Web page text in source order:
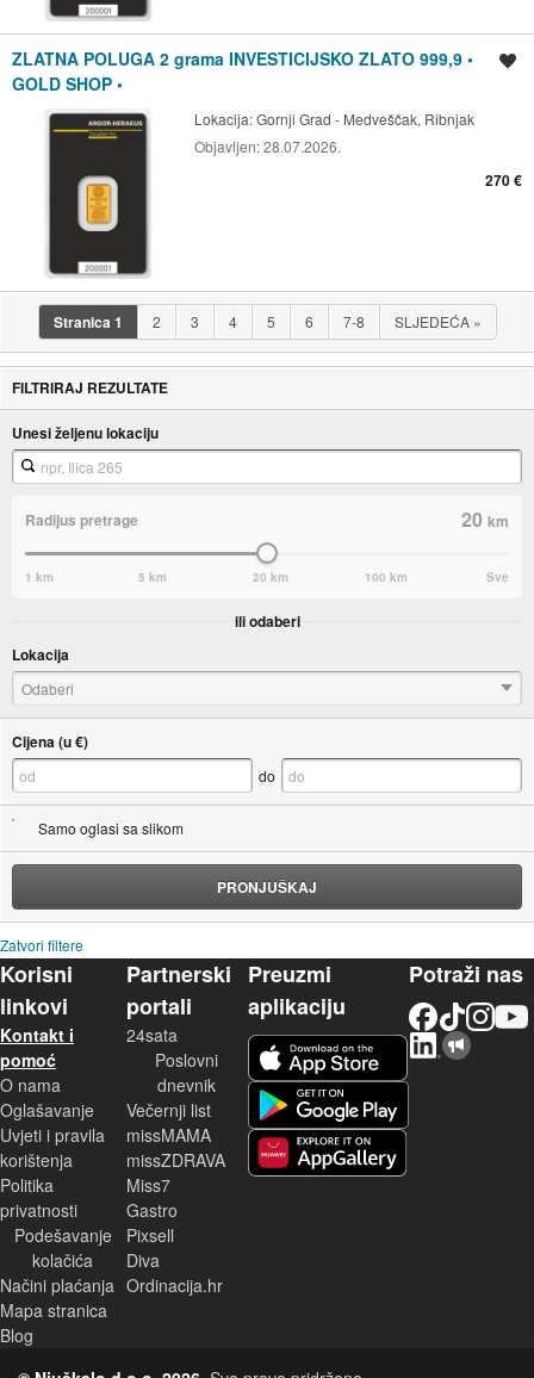
ZLATNA POLUGA 2 grama INVESTICIJSKO ZLATO 999,9 •
GOLD SHOP •
Lokacija:Gornji Grad - Medveščak, Ribnjak
Objavljen:28.07.2026.
270 €
Stranica1 2 3 4 5 6 7-8 SLJEDEĆA »
FILTRIRAJ REZULTATE
Unesi željenu lokaciju
Radijus pretrage 20km
1 km 5 km 20 km 100 km Sve
ili odaberi
Lokacija
Odaberi
Cijena (u €)
do
Samo oglasi sa slikom
PRONJUŠKAJ
Zatvori filtere
Korisni
linkovi
Kontakt i
pomoć
O nama
Oglašavanje
Uvjeti i pravila
korištenja
Politika
privatnosti
Podešavanje
kolačića
Načini plaćanja
Mapa stranica
Blog
Partnerski
portali
24sata
Poslovni
dnevnik
Večernji list
missMAMA
missZDRAVA
Miss7
Gastro
Pixsell
Diva
Ordinacija.hr
Preuzmi
aplikaciju
Potraži nas